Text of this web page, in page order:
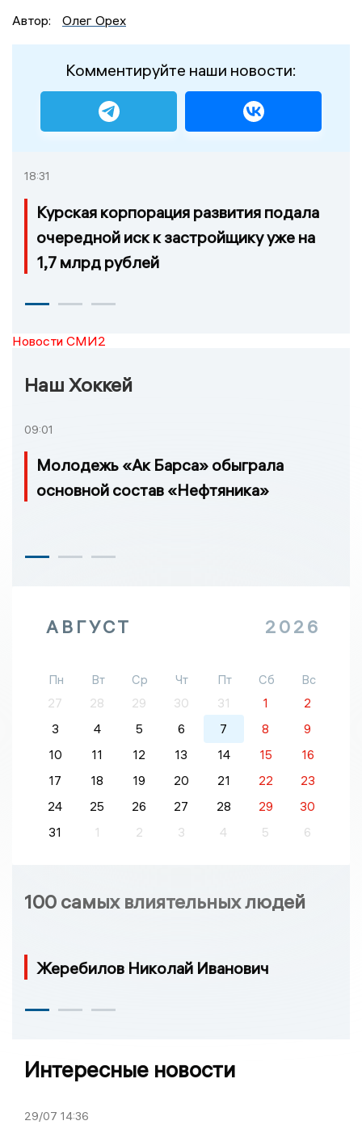
Автор:
Олег Орех
Комментируйте наши новости:
18:31
Курская корпорация развития подала
очередной иск к застройщику уже на
1,7 млрд рублей
Новости СМИ2
Наш Хоккей
09:01
Молодежь «Ак Барса» обыграла
основной состав «Нефтяника»
АВГУСТ 2026
Пн Вт Ср Чт Пт Сб
Вс
27
28 29 30 31 1
2
3
4 5 6 7 8
9
10
11 12 13 14 15
16
17
18 19 20 21 22
23
24
25 26 27 28 29
30
31
1 2 3 4 5 6
100 самых влиятельных людей
Жеребилов Николай Иванович
Интересные новости
29/07 14:36